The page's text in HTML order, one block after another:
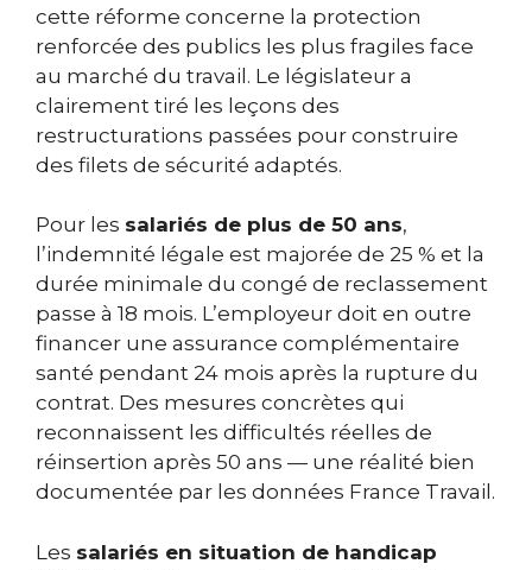
cette réforme concerne la protection
renforcée des publics les plus fragiles face
au marché du travail. Le législateur a
clairement tiré les leçons des
restructurations passées pour construire
des filets de sécurité adaptés.
Pour les salariés de plus de 50 ans,
l’indemnité légale est majorée de 25 % et la
durée minimale du congé de reclassement
passe à 18 mois. L’employeur doit en outre
financer une assurance complémentaire
santé pendant 24 mois après la rupture du
contrat. Des mesures concrètes qui
reconnaissent les difficultés réelles de
réinsertion après 50 ans — une réalité bien
documentée par les données France Travail.
Les salariés en situation de handicap